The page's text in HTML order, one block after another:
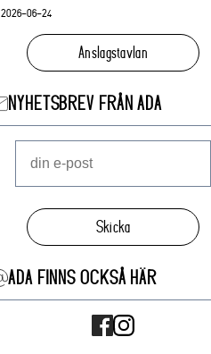
2026-06-24
Anslagstavlan
NYHETSBREV FRÅN ADA
Skicka
ADA FINNS OCKSÅ HÄR